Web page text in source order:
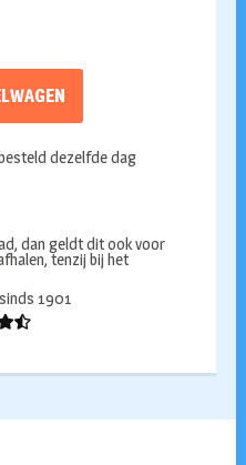
dezelfde dag
dan geldt dit ook voor
tenzij bij het
1901